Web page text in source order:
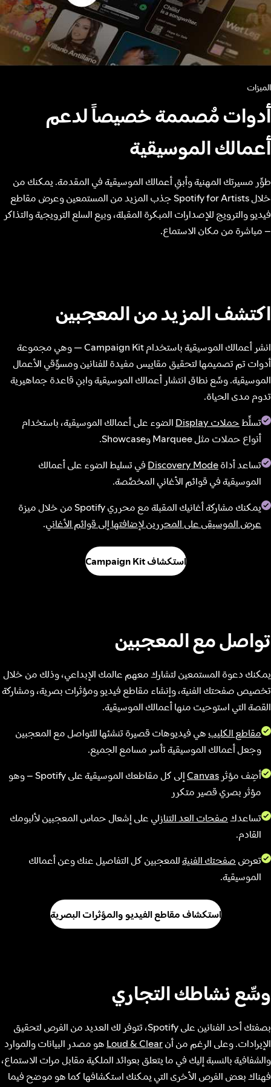
الميزات
أدوات مُصممة خصيصاً لدعم
أعمالك الموسيقية
طوِّر مسيرتك المهنية وأبقِ أعمالك الموسيقية في المقدمة. يمكنك من
خلال Spotify for Artists جذب المزيد من المستمعين وعرض مقاطع
فيديو والترويج للإصدارات المبكرة المقبلة، وبيع السلع الترويجية والتذاكر
– مباشرة من مكان الاستماع.
اكتشف المزيد من المعجبين
انشر أعمالك الموسيقية باستخدام Campaign Kit — وهي مجموعة
أدوات تم تصميمها لتحقيق مقاييس مفيدة للفنانين ومسوِّقي الأعمال
الموسيقية. وسِّع نطاق انتشار أعمالك الموسيقية وابنِ قاعدة جماهيرية
تدوم مدى الحياة.
تسلِّط حملات Display
الضوء على أعمالك الموسيقية، باستخدام
أنواع حملات مثل Marquee وShowcase.
تساعد أداةDiscovery Mode في تسليط الضوء على أعمالك
الموسيقية في قوائم الأغاني المخصَّصة.
يمكنك مشاركة أغانيك المقبلة مع محرري Spotify من خلال ميزة
عرض الموسيقى على المحررين لإضافتها إلى قوائم الأغاني.
استكشاف Campaign Kit
تواصل مع المعجبين
يمكنك دعوة المستمعين لتشارك معهم عالمك الإبداعي، وذلك من خلال
تخصيص صفحتك الفنية، وإنشاء مقاطع فيديو ومؤثرات بصرية، ومشاركة
القصة التي استوحيت منها أعمالك الموسيقية.
مقاطع الكليب هي فيديوهات قصيرة تنشئها للتواصل مع المعجبين
وجعل أعمالك الموسيقية تأسر مسامع الجميع.
أضِف مؤثر Canvas
إلى كل مقاطعك الموسيقية على Spotify – وهو
مؤثر بصري قصير متكرر
تساعدكصفحات العد التنازلي على إشعال حماس المعجبين لألبومك
القادم.
تعرض صفحتك الفنيةللمعجبين كل التفاصيل عنك وعن أعمالك
الموسيقية.
استكشاف مقاطع الفيديو والمؤثرات البصرية
وسِّع نشاطك التجاري
بصفتك أحد الفنانين على Spotify، تتوفر لك العديد من الفرص لتحقيق
الإيرادات. وعلى الرغم من أنLoud & Clear هو مصدر البيانات والموارد
والشفافية بالنسبة إليك في ما يتعلق بعوائد الملكية مقابل مرات الاستماع،
فهناك بعض الفرص الأخرى التي يمكنك استكشافها كما هو موضح فيما